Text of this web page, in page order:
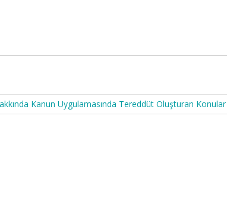
Kanun Uygulamasında Tereddüt Oluşturan Konular